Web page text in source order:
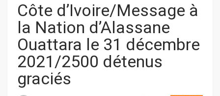
Côte d’Ivoire/Message à
la Nation d’Alassane
Ouattara le 31 décembre
2021/2500 détenus
graciés